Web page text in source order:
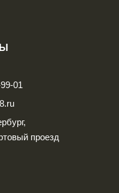
01
проезд